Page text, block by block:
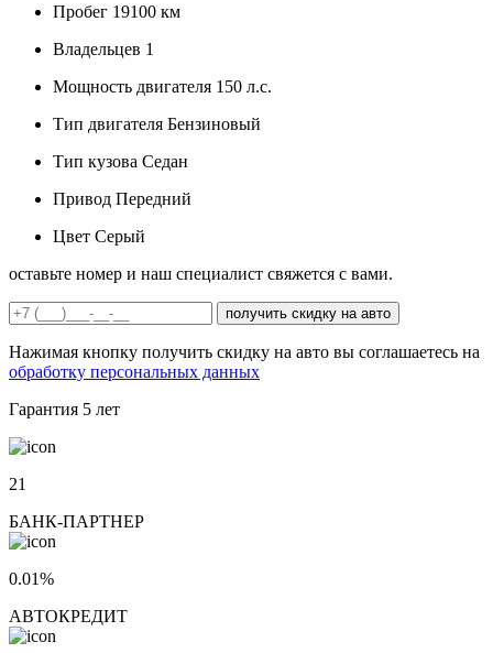
Пробег 19100 км
Владельцев 1
Мощность двигателя 150 л.с.
Тип двигателя Бензиновый
Тип кузова Седан
Привод Передний
Цвет Серый
оставьте номер и наш специалист свяжется с вами.
получить скидку на авто
Нажимая кнопку получить скидку на авто вы соглашаетесь на
обработку персональных данных
Гарантия 5 лет
21
БАНК-ПАРТНЕР
0.01%
АВТОКРЕДИТ